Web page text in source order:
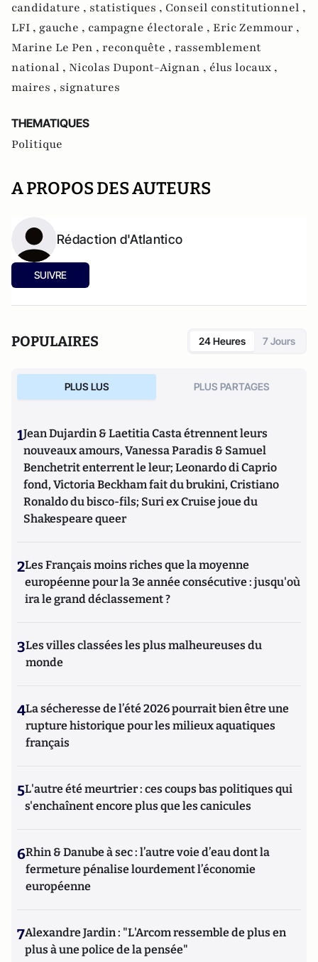
candidature , statistiques , Conseil constitutionnel ,
LFI , gauche , campagne électorale , Eric Zemmour ,
Marine Le Pen , reconquête , rassemblement
national , Nicolas Dupont-Aignan , élus locaux ,
maires , signatures
THEMATIQUES
Politique
A PROPOS DES AUTEURS
Rédaction d'Atlantico
SUIVRE
POPULAIRES 24 Heures 7 Jours
PLUS LUS PLUS PARTAGES
1Jean Dujardin & Laetitia Casta étrennent leurs
nouveaux amours, Vanessa Paradis & Samuel
Benchetrit enterrent le leur; Leonardo di Caprio
fond, Victoria Beckham fait du brukini, Cristiano
Ronaldo du bisco-fils; Suri ex Cruise joue du
Shakespeare queer
2Les Français moins riches que la moyenne
européenne pour la 3e année consécutive : jusqu'où
ira le grand déclassement ?
3Les villes classées les plus malheureuses du
monde
4La sécheresse de l’été 2026 pourrait bien être une
rupture historique pour les milieux aquatiques
français
5L'autre été meurtrier : ces coups bas politiques qui
s'enchaînent encore plus que les canicules
6Rhin & Danube à sec : l’autre voie d’eau dont la
fermeture pénalise lourdement l’économie
européenne
7Alexandre Jardin : "L'Arcom ressemble de plus en
plus à une police de la pensée"